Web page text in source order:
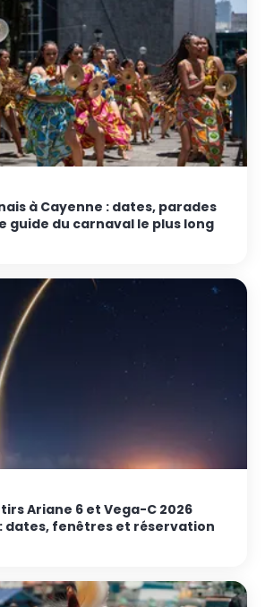
à Cayenne : dates, parades
guide du carnaval le plus long
Ariane 6 et Vega-C 2026
dates, fenêtres et réservation